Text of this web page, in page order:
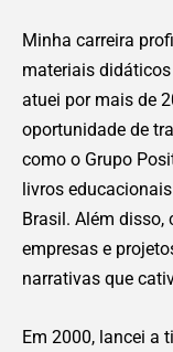
Minha carreira
materiais
atuei por mais de
oportunidade de
como o Grupo
livros
Brasil. Além disso,
empresas e
narrativas que
Em 2000, lancei a